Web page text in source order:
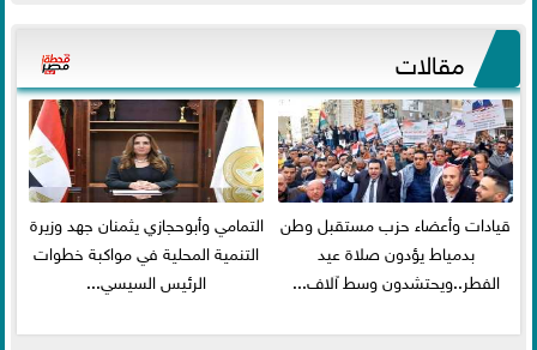
مقالات
قيادات وأعضاء حزب مستقبل وطن
بدمياط يؤدون صلاة عيد
الفطر..ويحتشدون وسط آلاف...
التمامي وأبوحجازي يثمنان جهد وزيرة
التنمية المحلية في مواكبة خطوات
الرئيس السيسي...